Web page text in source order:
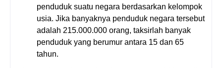
penduduk suatu negara berdasarkan kelompok
usia. Jika banyaknya penduduk negara tersebut
adalah 215.000.000 orang, taksirlah banyak
penduduk yang berumur antara 15 dan 65
tahun.